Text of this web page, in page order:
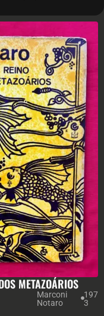
METAZOÁRIOS
Marconi
Notaro
197
3